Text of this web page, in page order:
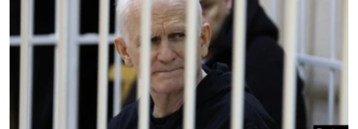
РАСПИСАНИЕ ВЕЩАНИЯ
ПОДПИШИТЕСЬ НА РАССЫЛКУ